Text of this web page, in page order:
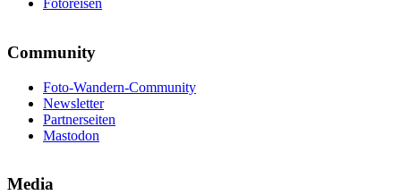
Fotoreisen
Community
Foto-Wandern-Community
Newsletter
Partnerseiten
Mastodon
Media